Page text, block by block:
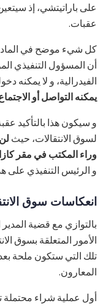
على باراتيتشي، إذ
عقبات.
أن المسؤول التنفيذي
الفيدرالية، و لا يمكنه
يمكنه التواصل أو
و سيكون هذا بالتأكيد
لسوق الانتقالات، حيث
وراء المكتب في مقر
و الرئيس التنفيذي على
انعكاسات سوق
بالتوازي مع قضية
الأمور المتعلقة بسوق
تلك التي ستكون ملحة بعد
المعارون.
أول عملية شراء محتملة